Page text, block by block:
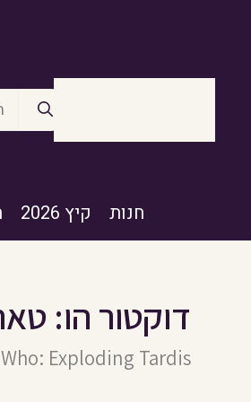
חנות קיץ 2026
דוקטור הו:
Exploding Tardis